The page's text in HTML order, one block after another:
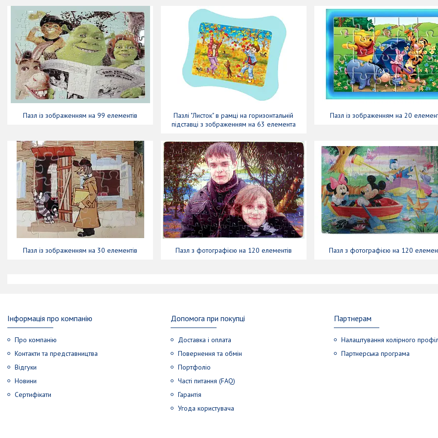
Пазл із зображенням на 99 елементів
Пазлі "Листок" в рамці на горизонтальній
підставці з зображенням на 63 елемента
Пазл із зображенням на 20
Пазл із зображенням на 30 елементів Пазл з фотографією на 120 елементів Пазл з фотографією на 120
Інформація про компанію
Про компанію
Контакти та представництва
Відгуки
Новини
Сертифікати
Допомога при покупці
Доставка і оплата
Повернення та обмін
Портфоліо
Часті питання (FAQ)
Гарантія
Угода користувача
Партнерам
Налаштування колірного
Партнерська програма